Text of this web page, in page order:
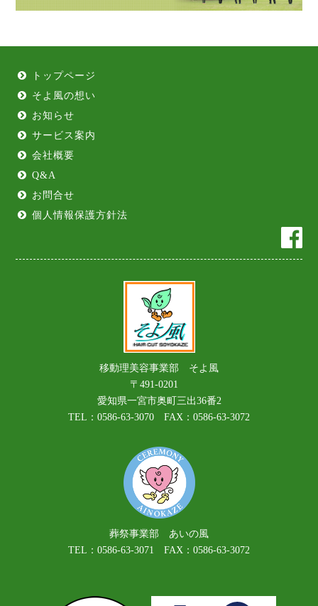
トップページ
そよ風の想い
お知らせ
サービス案内
会社概要
Q&A
お問合せ
個人情報保護方針法
移動理美容事業部 そよ風
〒491-0201
愛知県一宮市奥町三出36番2
TEL：0586-63-3070 FAX：0586-63-3072
葬祭事業部 あいの風
TEL：0586-63-3071 FAX：0586-63-3072